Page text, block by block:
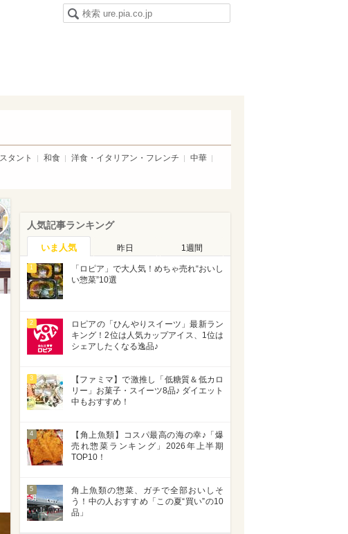
タント 和食 洋食・イタリアン・フレンチ
中華
人気記事ランキング
いま人気 昨日 1週間
1
「ロピア」で大人気！めちゃ売れ“おいし
い惣菜”10選
2
ロピアの「ひんやりスイーツ」最新ラン
キング！2位は人気カップアイス、1位は
シェアしたくなる逸品♪
3
【ファミマ】で激推し「低糖質＆低カロ
リー」お菓子・スイーツ8品♪ ダイエット
中もおすすめ！
4
【角上魚類】コスパ最高の海の幸♪「爆
売れ惣菜ランキング」2026年上半期
TOP10！
5
角上魚類の惣菜、ガチで全部おいしそ
う！中の人おすすめ「この夏“買い”の10
品」